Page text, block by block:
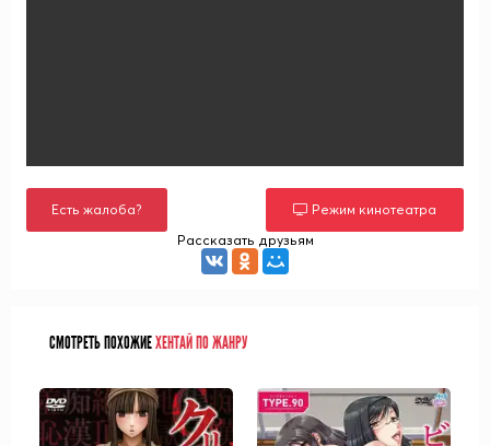
Есть жалоба?
Режим кинотеатра
Рассказать друзьям
СМОТРЕТЬ ПОХОЖИЕХЕНТАЙ ПО ЖАНРУ